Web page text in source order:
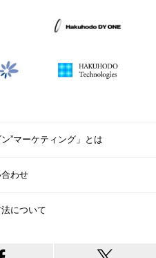
”マーケティング」とは
わせ
について
Inc. All rights reserved.